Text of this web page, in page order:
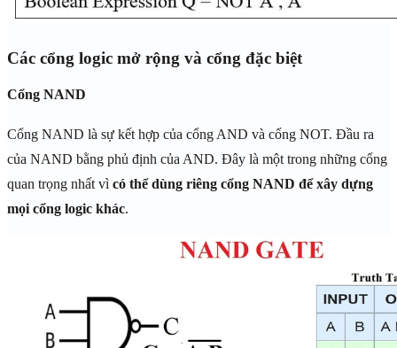
Các cổng logic mở rộng và cổng đặc biệt
Cổng NAND
Cổng NAND là sự kết hợp của cổng AND và cổng NOT. Đầu ra
của NAND bằng phủ định của AND. Đây là một trong những cổng
quan trọng nhất vì có thể dùng riêng cổng NAND để xây dựng
mọi cổng logic khác.